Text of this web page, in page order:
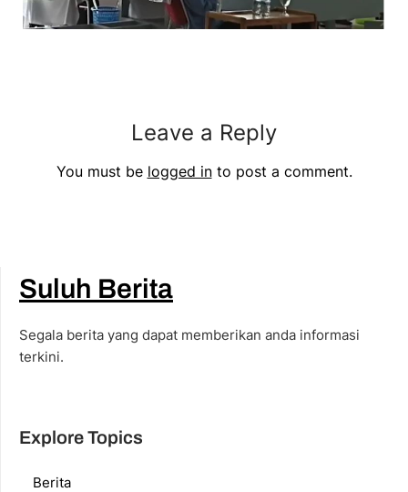
Leave a Reply
You must be logged into post a comment.
Suluh Berita
Segala berita yang dapat memberikan anda informasi
terkini.
Explore Topics
Berita